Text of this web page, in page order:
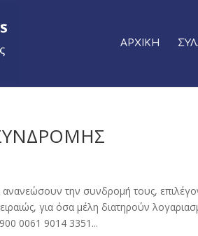
ΑΡΧΙΚΗ
την συνδρομή τους,
για όσα μέλη διατηρούν
0061 9014 3351...